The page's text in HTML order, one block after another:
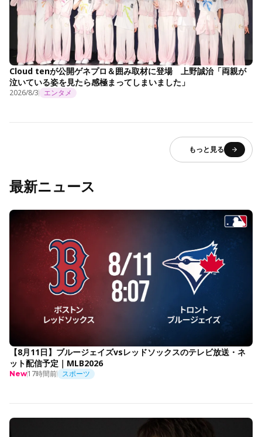
Cloud tenが公開ゲネプロ＆囲み取材に登場 上野誠治「両親が
泣いている姿を見たら感極まってしまいました」
2026/8/3 エンタメ
もっと見る
最新ニュース
【8月11日】ブルージェイズvsレッドソックスのテレビ放送・ネ
ット配信予定｜MLB2026
New17時間前 スポーツ